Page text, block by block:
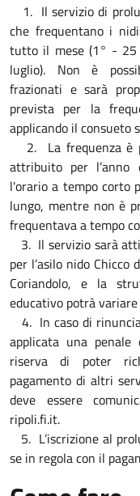
1. Il servizio di
che frequentano i
tutto il mese (1° -
luglio). Non è
frazionati e sarà
prevista per la
applicando il consueto
2. La frequenza è
attribuito per l’anno
l'orario a tempo corto
lungo, mentre non è
frequentava a tempo
3. Il servizio sarà
per l’asilo nido
Coriandolo, e la
educativo potrà
4. In caso di
applicata una penale
riserva di poter
pagamento di altri
deve essere
ripoli.fi.it.
5. L’iscrizione al
se in regola con il